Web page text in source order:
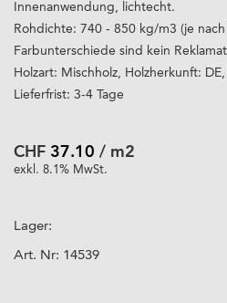
Innenanwendung, lichtecht.
Rohdichte: 740 - 850 kg/m3 (je nach
Farbunterschiede sind kein
Holzart: Mischholz, Holzherkunft: DE,
Lieferfrist: 3-4 Tage
CHF 37.10 / m2
exkl. 8.1% MwSt.
Lager:
Art. Nr: 14539